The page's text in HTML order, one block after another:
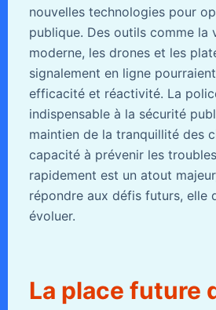
nouvelles technologies pour
publique. Des outils comme la
moderne, les drones et les
signalement en ligne
efficacité et réactivité. La
indispensable à la sécurité
maintien de la tranquillité des
capacité à prévenir les
rapidement est un atout
répondre aux défis futurs, elle
évoluer.
La place future